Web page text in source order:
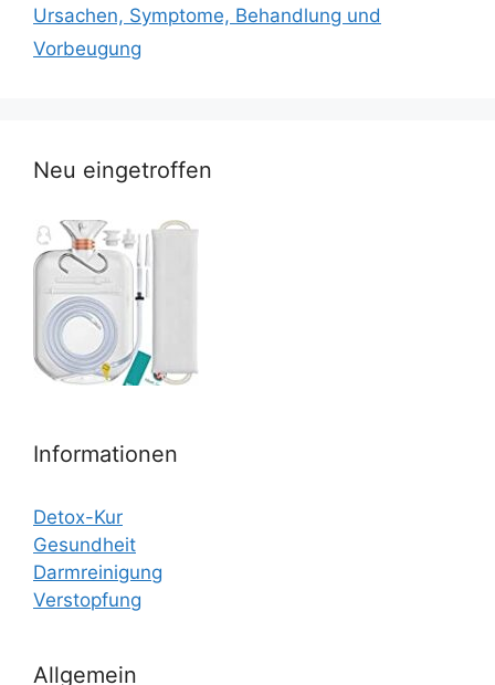
Ursachen, Symptome, Behandlung und
Vorbeugung
Neu eingetroffen
Informationen
Detox-Kur
Gesundheit
Darmreinigung
Verstopfung
Allgemein